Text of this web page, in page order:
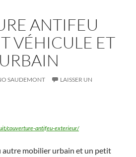
ANTIFEU
VÉHICULE ET
SAUDEMONT
LAISSER UN
couverture-antifeu-exterieur/
autre mobilier urbain et un petit